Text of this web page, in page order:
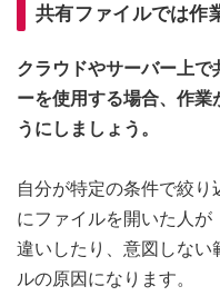
共有ファイルでは作
クラウドやサーバー上で
ーを使用する場合、作業
うにしましょう。
自分が特定の条件で絞
にファイルを開いた人
違いしたり、意図しな
ルの原因になります。